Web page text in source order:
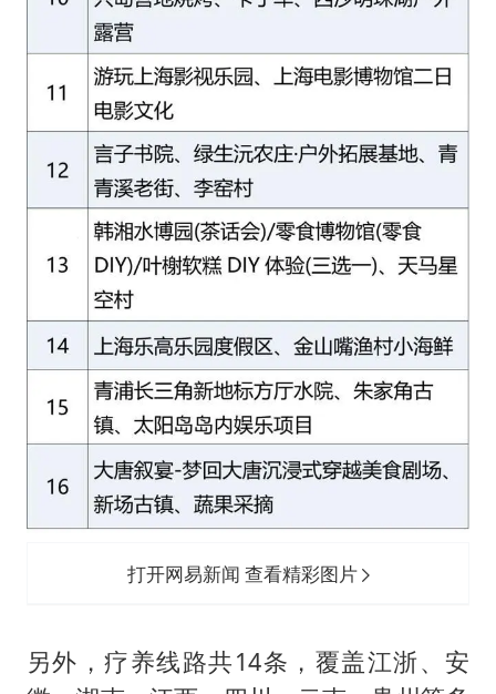
打开网易新闻 查看精彩图片
另外，疗养线路共14条，覆盖江浙、安